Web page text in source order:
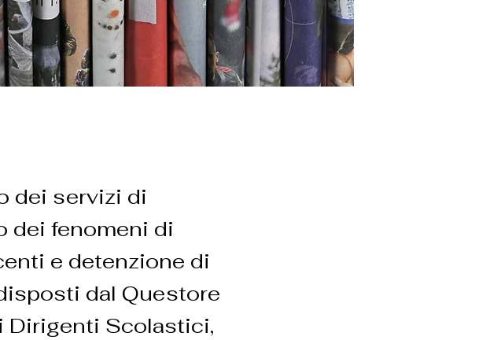
dei servizi di
dei fenomeni di
e detenzione di
dal Questore
Dirigenti Scolastici,